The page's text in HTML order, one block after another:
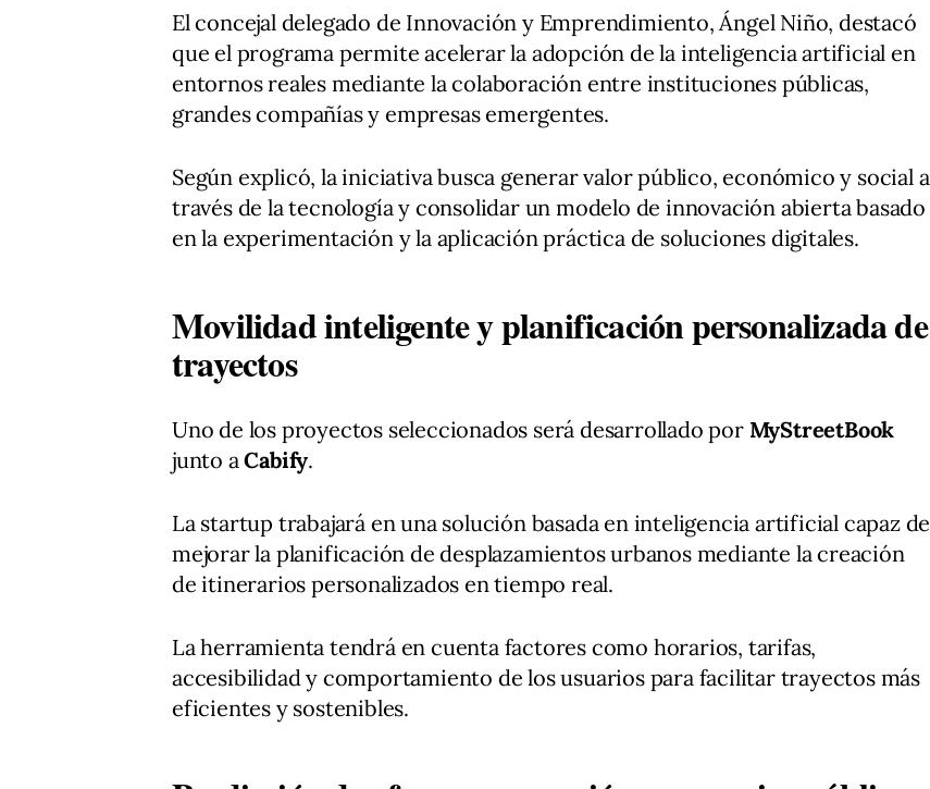
El concejal delegado de Innovación y Emprendimiento, Ángel Niño, destacó
que el programa permite acelerar la adopción de la inteligencia artificial en
entornos reales mediante la colaboración entre instituciones públicas,
grandes compañías y empresas emergentes.
Según explicó, la iniciativa busca generar valor público, económico y social a
través de la tecnología y consolidar un modelo de innovación abierta basado
en la experimentación y la aplicación práctica de soluciones digitales.
Movilidad inteligente y planificación personalizada de
trayectos
Uno de los proyectos seleccionados será desarrollado por MyStreetBook
junto aCabify.
La startup trabajará en una solución basada en inteligencia artificial capaz de
mejorar la planificación de desplazamientos urbanos mediante la creación
de itinerarios personalizados en tiempo real.
La herramienta tendrá en cuenta factores como horarios, tarifas,
accesibilidad y comportamiento de los usuarios para facilitar trayectos más
eficientes y sostenibles.